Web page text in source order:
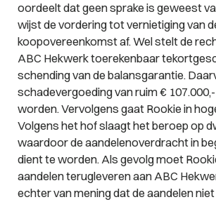
oordeelt dat geen sprake is geweest
wijst de vordering tot vernietiging van
koopovereenkomst af. Wel stelt de
ABC Hekwerk toerekenbaar
schending van de balansgarantie.
schadevergoeding van ruim €
worden. Vervolgens gaat Rookie in
Volgens het hof slaagt het beroep op
waardoor de aandelenoverdracht in
dient te worden. Als gevolg moet
aandelen terugleveren aan ABC
echter van mening dat de aandelen